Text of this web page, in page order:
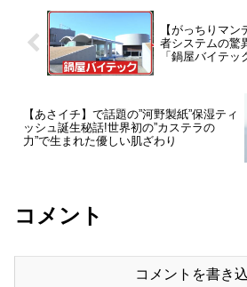
【がっちりマ
者システムの驚
「鍋屋バイテッ
【あさイチ】で話題の”河野製紙”保湿ティ
ッシュ誕生秘話!世界初の”カステラの
力”で生まれた優しい肌ざわり
コメント
コメントを書き